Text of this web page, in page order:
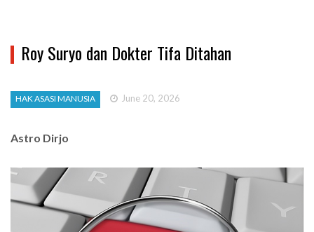
Roy Suryo dan Dokter Tifa Ditahan
HAK ASASI MANUSIA June 20, 2026
Astro Dirjo